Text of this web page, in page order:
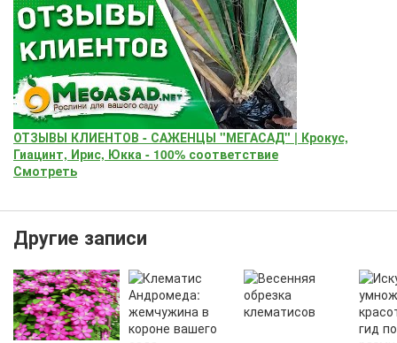
ОТЗЫВЫ КЛИЕНТОВ - САЖЕНЦЫ "МЕГАСАД" | Крокус,
Гиацинт, Ирис, Юкка - 100% соответствие
Смотреть
Другие записи